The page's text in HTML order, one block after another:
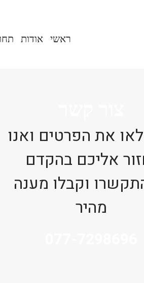
ראשי אודות
את הפרטים ואנו
אליכם בהקדם
וקבלו מענה
מהיר